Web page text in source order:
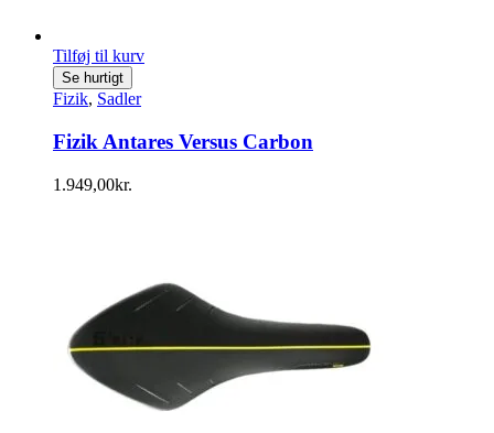
Tilføj til kurv
Se hurtigt
Fizik, Sadler
Fizik Antares Versus Carbon
1.949,00kr.